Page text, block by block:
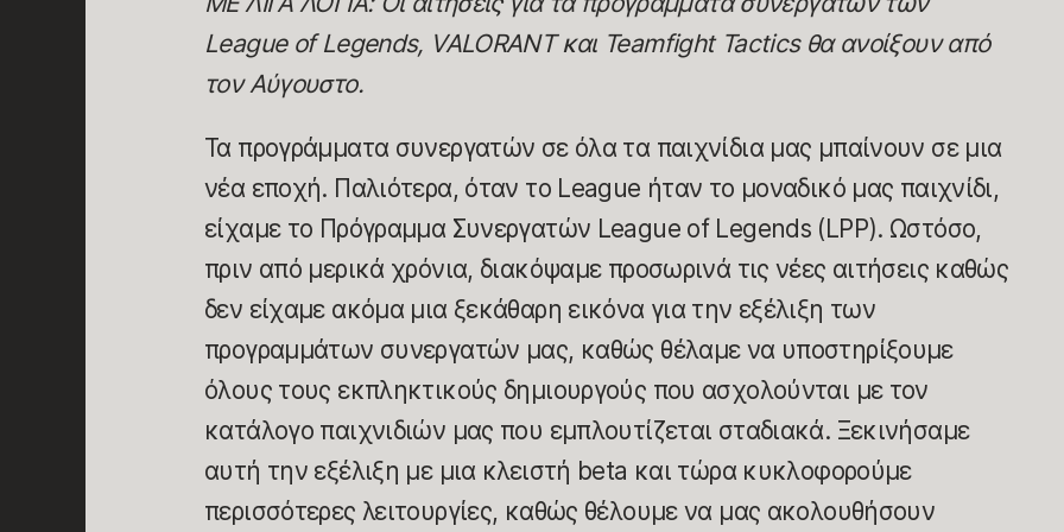
League of Legends, VALORANT και Teamfight Tactics θα ανοίξουν από
τον Αύγουστο.
Τα προγράμματα συνεργατών σε όλα τα παιχνίδια μας μπαίνουν σε μια
νέα εποχή. Παλιότερα, όταν το League ήταν το μοναδικό μας παιχνίδι,
είχαμε το Πρόγραμμα Συνεργατών League of Legends (LPP). Ωστόσο,
πριν από μερικά χρόνια, διακόψαμε προσωρινά τις νέες αιτήσεις καθώς
δεν είχαμε ακόμα μια ξεκάθαρη εικόνα για την εξέλιξη των
προγραμμάτων συνεργατών μας, καθώς θέλαμε να υποστηρίξουμε
όλους τους εκπληκτικούς δημιουργούς που ασχολούνται με τον
κατάλογο παιχνιδιών μας που εμπλουτίζεται σταδιακά. Ξεκινήσαμε
αυτή την εξέλιξη με μια κλειστή beta και τώρα κυκλοφορούμε
περισσότερες λειτουργίες, καθώς θέλουμε να μας ακολουθήσουν